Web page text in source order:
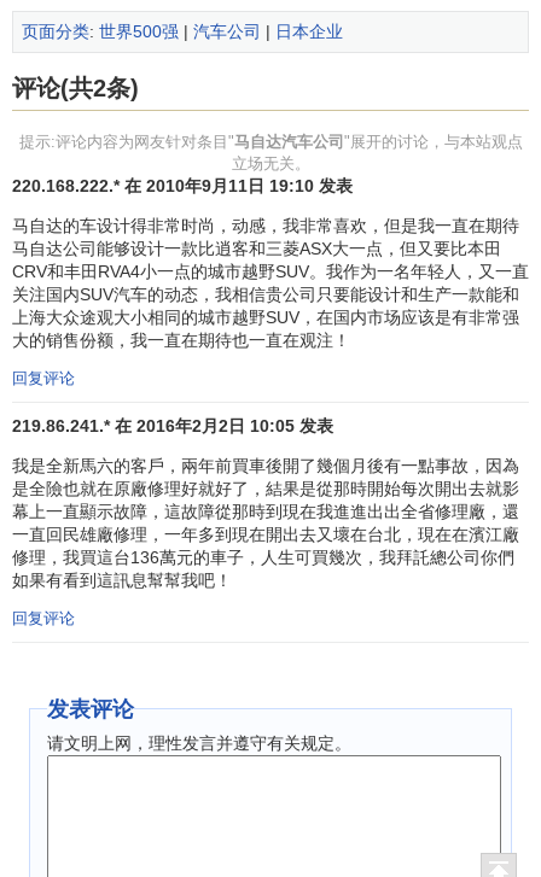
从八十年代后期至90年代，马自达公司凭借雄厚的技术
循环发动机，新型三元催化转化器等具有世界领先水平的汽
马自达的名称由来
马自达的名称“MAZDA”来自于和西亚人类文明发源地同
时诞生的神的名字——阿佛拉马自达（Afura Mazda）。阿佛
拉马自达是古代文明精神象征之神。具有聪明、理性和协调
之意。作为对东西方文明和汽车文明之源的敬仰，以及从追
求世界和平，尊重汽车产业先驱的观点出发，起了与阿佛拉
的创始人松田重次郎的姓同音。
自马自达与福特合作之后，马自达汽车株式会社发布了
新的注册商标。崭新的设计图案意味着马自达要展翅高飞，
不断技术突破，以无穷的创意和真诚的服务，勇闯车坛顶
峰，迈向新世纪。
新注册商标代表了马自达的奉献精神，预示着马自达将
力、责任感、理性、灵活性，执着精神和生命力。展现马自
达已经做好了翱翔的准备。字母“V”同时也代表了以后发展的
页面分类: 世界500强 | 汽车公司 | 日本企业
评论(共2条)
提示:评论内容为网友针对条目"马自达汽车公司"展开的讨论，与本站观点
立场无关。
220.168.222.* 在 2010年9月11日 19:10 发表
马自达的车设计得非常时尚，动感，我非常喜欢，但是我一直在期待
马自达公司能够设计一款比逍客和三菱ASX大一点，但又要比本田
CRV和丰田RVA4小一点的城市越野SUV。我作为一名年轻人，又一直
关注国内SUV汽车的动态，我相信贵公司只要能设计和生产一款能和
上海大众途观大小相同的城市越野SUV，在国内市场应该是有非常强
大的销售份额，我一直在期待也一直在观注！
回复评论
219.86.241.* 在 2016年2月2日 10:05 发表
我是全新馬六的客戶，兩年前買車後開了幾個月後有一點事故，因為
是全險也就在原廠修理好就好了，結果是從那時開始每次開出去就影
幕上一直顯示故障，這故障從那時到現在我進進出出全省修理廠，還
一直回民雄廠修理，一年多到現在開出去又壞在台北，現在在濱江廠
修理，我買這台136萬元的車子，人生可買幾次，我拜託總公司你們
如果有看到這訊息幫幫我吧！
回复评论
发表评论
请文明上网，理性发言并遵守有关规定。